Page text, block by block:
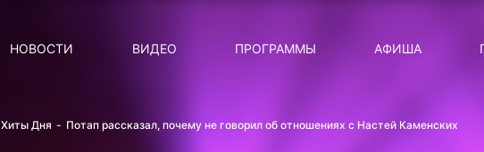
НОВОСТИ
ВИДЕО
ПРОГРАММЫ
АФИША
Хиты Дня Потап рассказал, почему не говорил об отношениях с Настей Каменских